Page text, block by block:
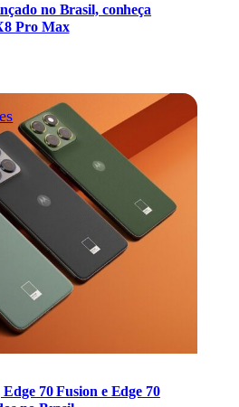
no Brasil, conheça
Pro Max
70 Fusion e Edge 70